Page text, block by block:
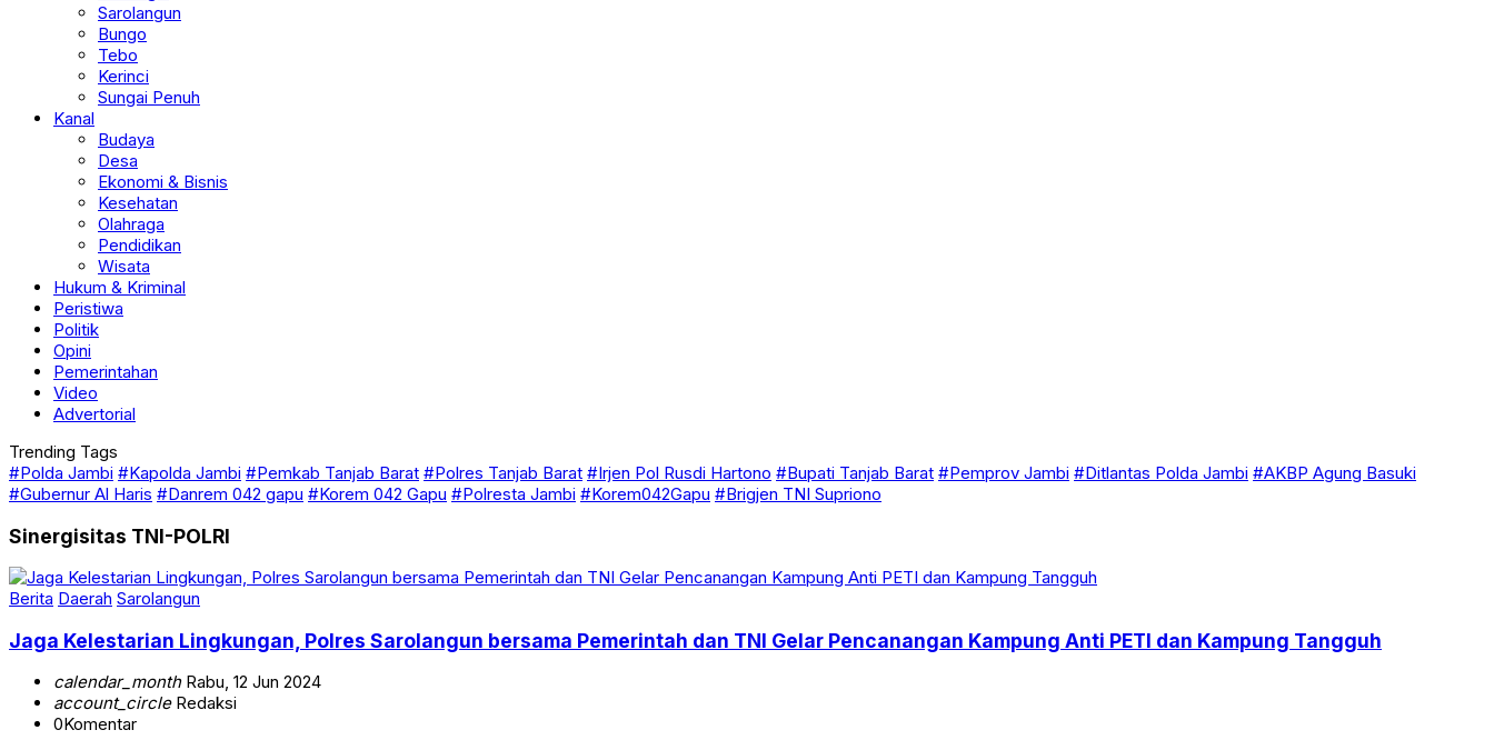
Sarolangun
Bungo
Tebo
Kerinci
Sungai Penuh
Kanal
Budaya
Desa
Ekonomi & Bisnis
Kesehatan
Olahraga
Pendidikan
Wisata
Hukum & Kriminal
Peristiwa
Politik
Opini
Pemerintahan
Video
Advertorial
Trending Tags
#Polda Jambi #Kapolda Jambi #Pemkab Tanjab Barat #Polres Tanjab Barat #Irjen Pol Rusdi Hartono #Bupati Tanjab Barat #Pemprov Jambi #Ditlantas Polda Jambi #AKBP Agung Basuki
#Gubernur Al Haris #Danrem 042 gapu #Korem 042 Gapu #Polresta Jambi #Korem042Gapu #Brigjen TNI Supriono
Sinergisitas TNI-POLRI
Berita Daerah Sarolangun
Jaga Kelestarian Lingkungan, Polres Sarolangun bersama Pemerintah dan TNI Gelar Pencanangan Kampung Anti PETI dan Kampung Tangguh
calendar_monthRabu, 12 Jun 2024
account_circleRedaksi
0Komentar